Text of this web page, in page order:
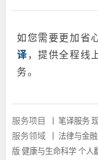
如您需要更加省
译，提供全程线
务。
服务项目 笔译服务
服务领域 法律与金融
版 健康与生命科学 个人